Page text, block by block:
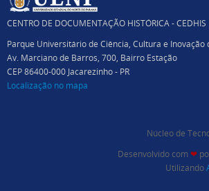
CENTRO DE DOCUMENTAÇÃO HISTÓRICA - CEDHIS
Parque Universitário de Ciência, Cultura e Inovação
Av. Marciano de Barros, 700, Bairro Estação
CEP 86400-000 Jacarezinho - PR
Localização no mapa
Núcleo de
Desenvolvido com ❤
Utilizando